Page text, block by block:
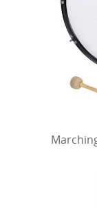
Nieuwsbrief